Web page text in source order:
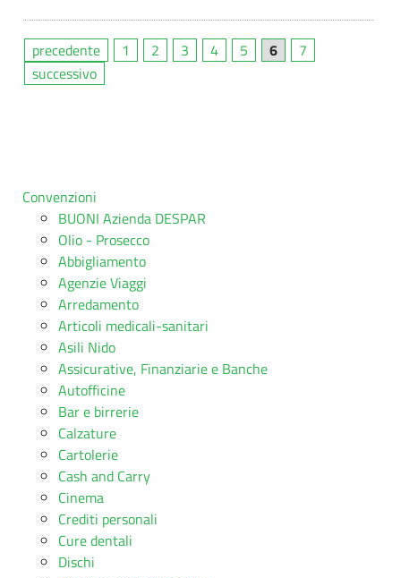
precedente 1 2 3 4 5 6
7
successivo
Convenzioni
BUONI Azienda DESPAR
Olio - Prosecco
Abbigliamento
Agenzie Viaggi
Arredamento
Articoli medicali-sanitari
Asili Nido
Assicurative, Finanziarie e Banche
Autofficine
Bar e birrerie
Calzature
Cartolerie
Cash and Carry
Cinema
Crediti personali
Cure dentali
Dischi